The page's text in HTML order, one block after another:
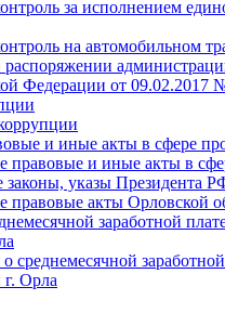
за исполнением
на автомобильном
Федерации от 09.02.2017
и иные акты в сфере
правовые и иные акты в
законы, указы Президента
правовые акты Орловской
заработной
среднемесячной
г. Орла